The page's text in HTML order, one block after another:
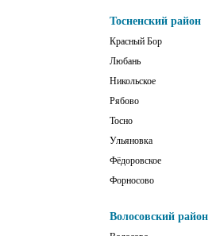
Тосненский район
Красный Бор
Любань
Никольское
Рябово
Тосно
Ульяновка
Фёдоровское
Форносово
Волосовский район